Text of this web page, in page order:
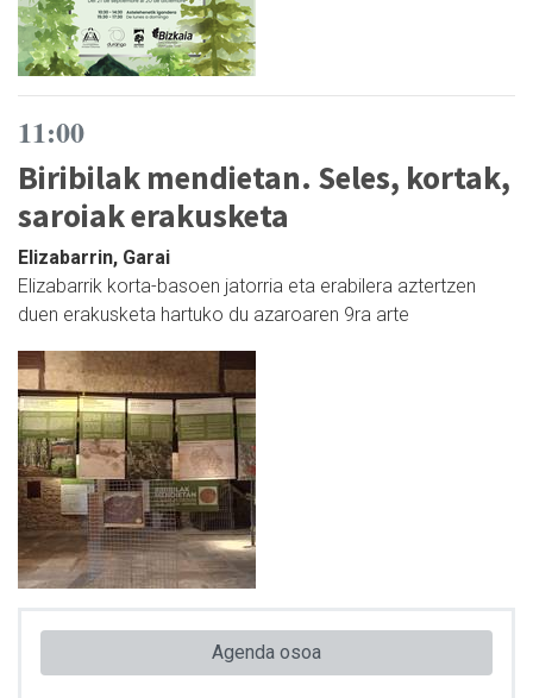
11:00
Biribilak mendietan. Seles, kortak,
saroiak erakusketa
Elizabarrin, Garai
Elizabarrik korta-basoen jatorria eta erabilera aztertzen
duen erakusketa hartuko du azaroaren 9ra arte
Agenda osoa